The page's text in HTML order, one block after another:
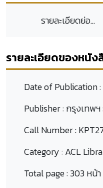
รายละเอียดย่อ...
รายละเอียดของหนัง
Date of Publication :
Publisher :กรุงเทพฯ
Call Number :
Category :ACL
Total page :303 หน้